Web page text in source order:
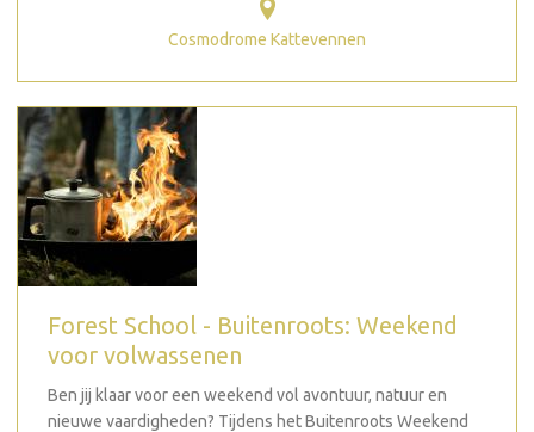
Cosmodrome Kattevennen
Forest School - Buitenroots: Weekend
voor volwassenen
Ben jij klaar voor een weekend vol avontuur, natuur en
nieuwe vaardigheden? Tijdens het Buitenroots Weekend